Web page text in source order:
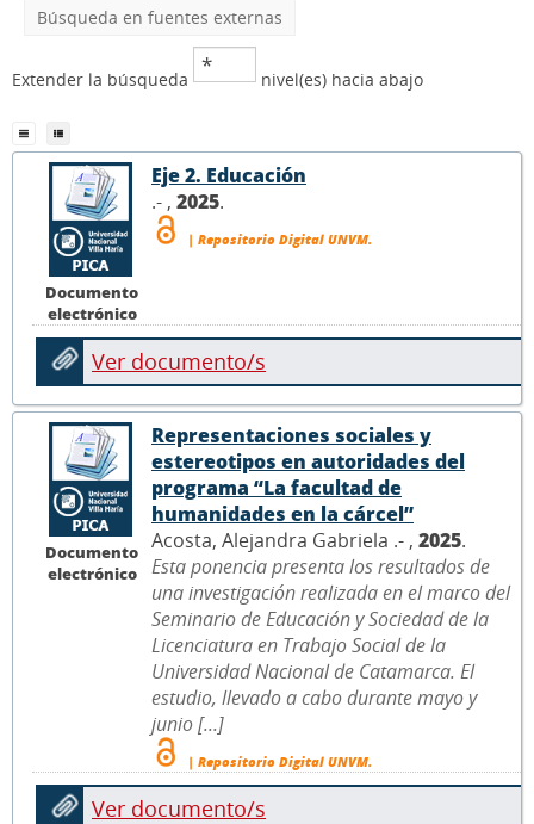
Búsqueda en fuentes externas
Extender la búsqueda nivel(es) hacia abajo
Documento
electrónico
Eje 2. Educación
.- , 2025.
| Repositorio Digital UNVM.
Ver documento/s
Documento
electrónico
Representaciones sociales y
estereotipos en autoridades del
programa “La facultad de
humanidades en la cárcel”
Acosta, Alejandra Gabriela .- , 2025.
Esta ponencia presenta los resultados de
una investigación realizada en el marco del
Seminario de Educación y Sociedad de la
Licenciatura en Trabajo Social de la
Universidad Nacional de Catamarca. El
estudio, llevado a cabo durante mayo y
junio [...]
| Repositorio Digital UNVM.
Ver documento/s